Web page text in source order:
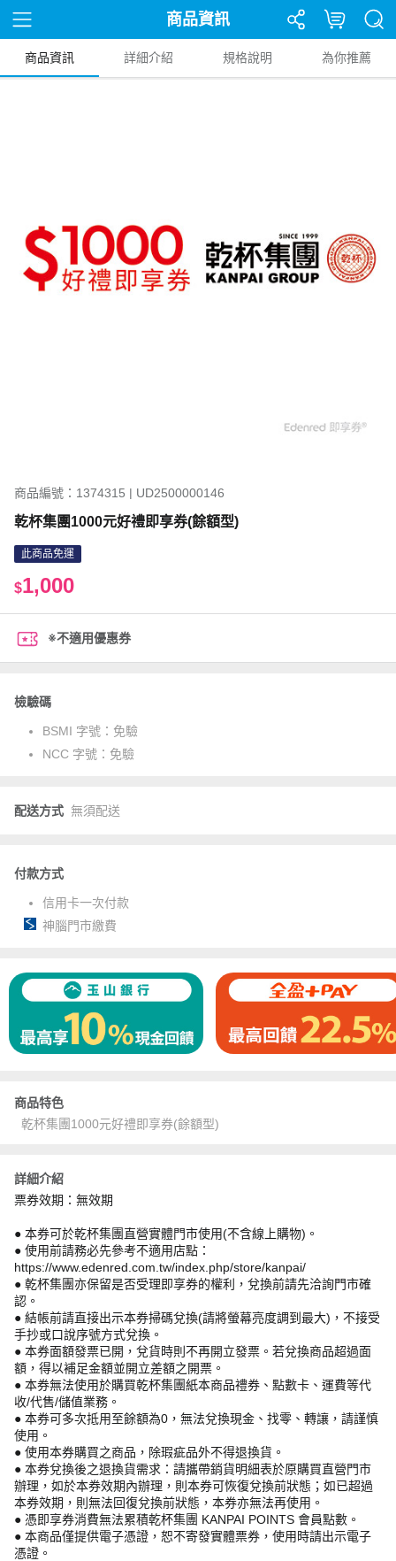
商品資訊
商品資訊 詳細介紹 規格說明 為你推薦
商品編號：1374315 | UD2500000146
乾杯集團1000元好禮即享券(餘額型)
此商品免運
$1,000
※不適用優惠券
檢驗碼
BSMI 字號： 免驗
NCC 字號： 免驗
配送方式 無須配送
付款方式
信用卡一次付款
神腦門市繳費
商品特色
乾杯集團1000元好禮即享券(餘額型)
詳細介紹
票券效期：無效期
● 本券可於乾杯集團直營實體門市使用(不含線上購物)。
● 使用前請務必先參考不適用店點：
https://www.edenred.com.tw/index.php/store/kanpai/
● 乾杯集團亦保留是否受理即享券的權利，兌換前請先洽詢門市確
認。
● 結帳前請直接出示本券掃碼兌換(請將螢幕亮度調到最大)，不接受
手抄或口說序號方式兌換。
● 本券面額發票已開，兌貨時則不再開立發票。若兌換商品超過面
額，得以補足金額並開立差額之開票。
● 本券無法使用於購買乾杯集團紙本商品禮券、點數卡、運費等代
收/代售/儲值業務。
● 本券可多次抵用至餘額為0，無法兌換現金、找零、轉讓，請謹慎
使用。
● 使用本券購買之商品，除瑕疵品外不得退換貨。
● 本券兌換後之退換貨需求：請攜帶銷貨明細表於原購買直營門市
辦理，如於本券效期內辦理，則本券可恢復兌換前狀態；如已超過
本券效期，則無法回復兌換前狀態，本券亦無法再使用。
● 憑即享券消費無法累積乾杯集團 KANPAI POINTS 會員點數。
● 本商品僅提供電子憑證，恕不寄發實體票券，使用時請出示電子
憑證。